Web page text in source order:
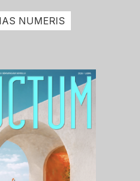
NUMERIS